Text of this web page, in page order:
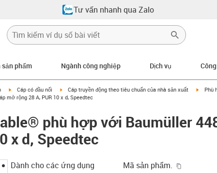
Tư vấn nhanh qua Zalo
phẩm Ngành công nghiệp Dịch vụ
igus-icon-arrow-right
Cáp có đầu nối igus-icon-arrow-right
Cáp truyền động theo tiêu chuẩn của nhà sản xuất igus-Phù
mở rộng 28 A, PUR 10 x d, Speedtec
phù hợp với Baumüller
x d, Speedtec
Dành cho các ứng dụng
Mã sản phẩm.